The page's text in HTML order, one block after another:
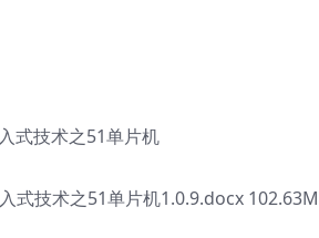
式技术之51单片机
式技术之51单片机1.0.9.docx 102.63M